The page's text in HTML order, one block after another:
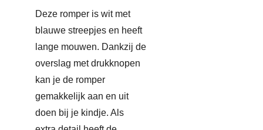
Deze romper is wit met
blauwe streepjes en heeft
lange mouwen. Dankzij de
overslag met drukknopen
kan je de romper
gemakkelijk aan en uit
doen bij je kindje. Als